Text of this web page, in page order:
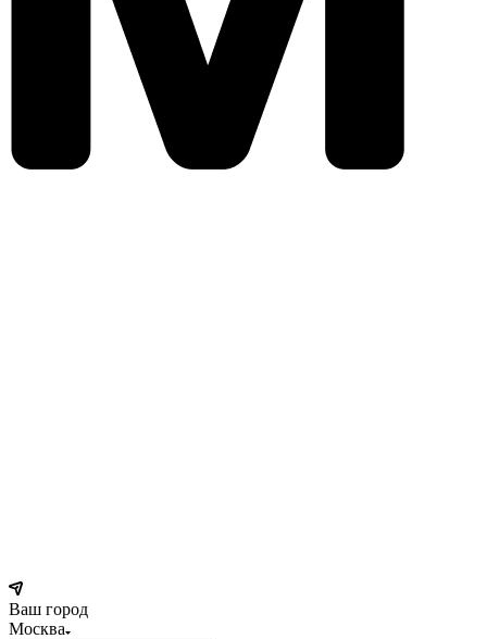
Ваш город
Москва